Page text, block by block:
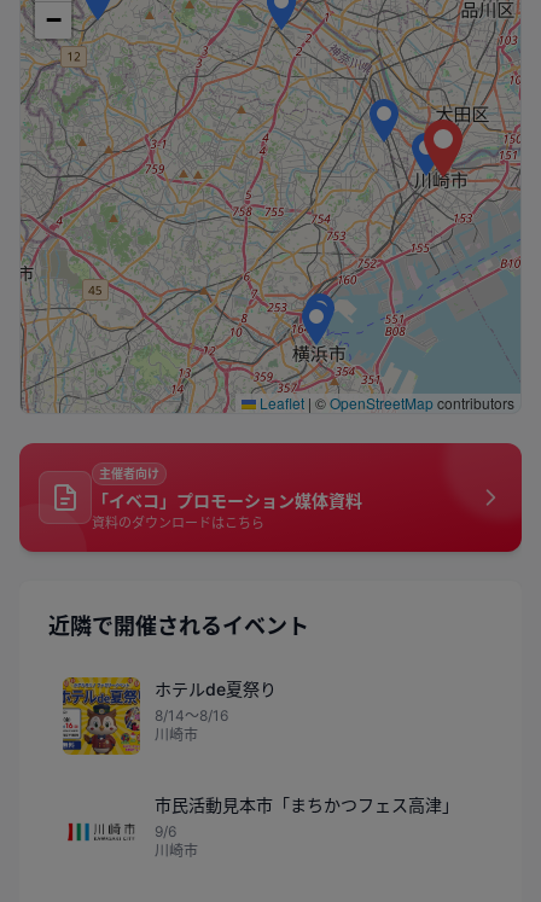
−
Leaflet | ©OpenStreetMapcontributors
主催者向け
「イベコ」プロモーション媒体資料
資料のダウンロードはこちら
近隣で開催されるイベント
ホテルde夏祭り
8/14〜8/16
川崎市
市民活動見本市「まちかつフェス高津」
9/6
川崎市